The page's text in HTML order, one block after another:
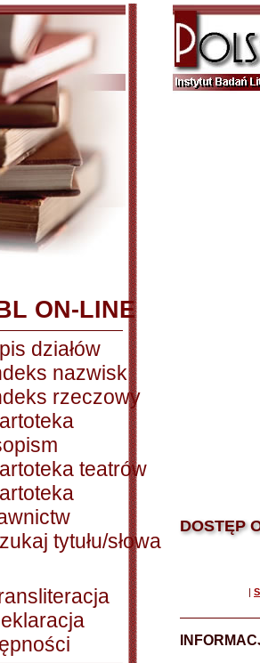
ON-LINE
działów
nazwisk
rzeczowy
teatrów
tytułu/słowa
DOSTĘP
|